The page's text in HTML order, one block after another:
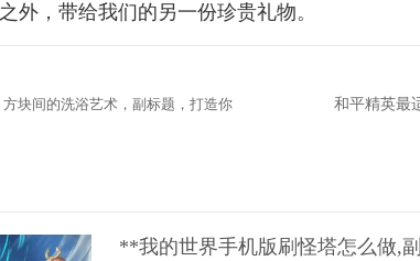
外，带给我们的另一份珍贵礼物。
块间的洗浴艺术，副标题，打造你
和平精英最
**我的世界手机版刷怪塔怎么做,